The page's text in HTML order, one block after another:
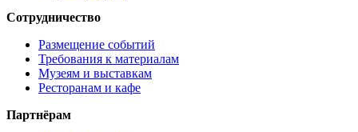
Сотрудничество
Размещение событий
Требования к материалам
Музеям и выставкам
Ресторанам и кафе
Партнёрам